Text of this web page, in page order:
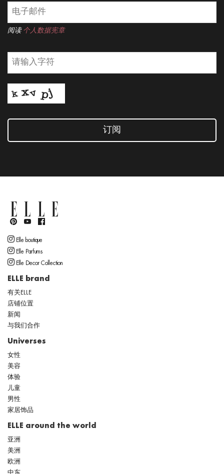
阅读 个人数据宪章
订阅
Elle boutique
Elle Parfums
Elle Decor Collection
ELLE brand
有关ELLE
店铺位置
新闻
与我们合作
Universes
女性
美容
体验
儿童
男性
家居饰品
ELLE around the world
亚洲
美洲
欧洲